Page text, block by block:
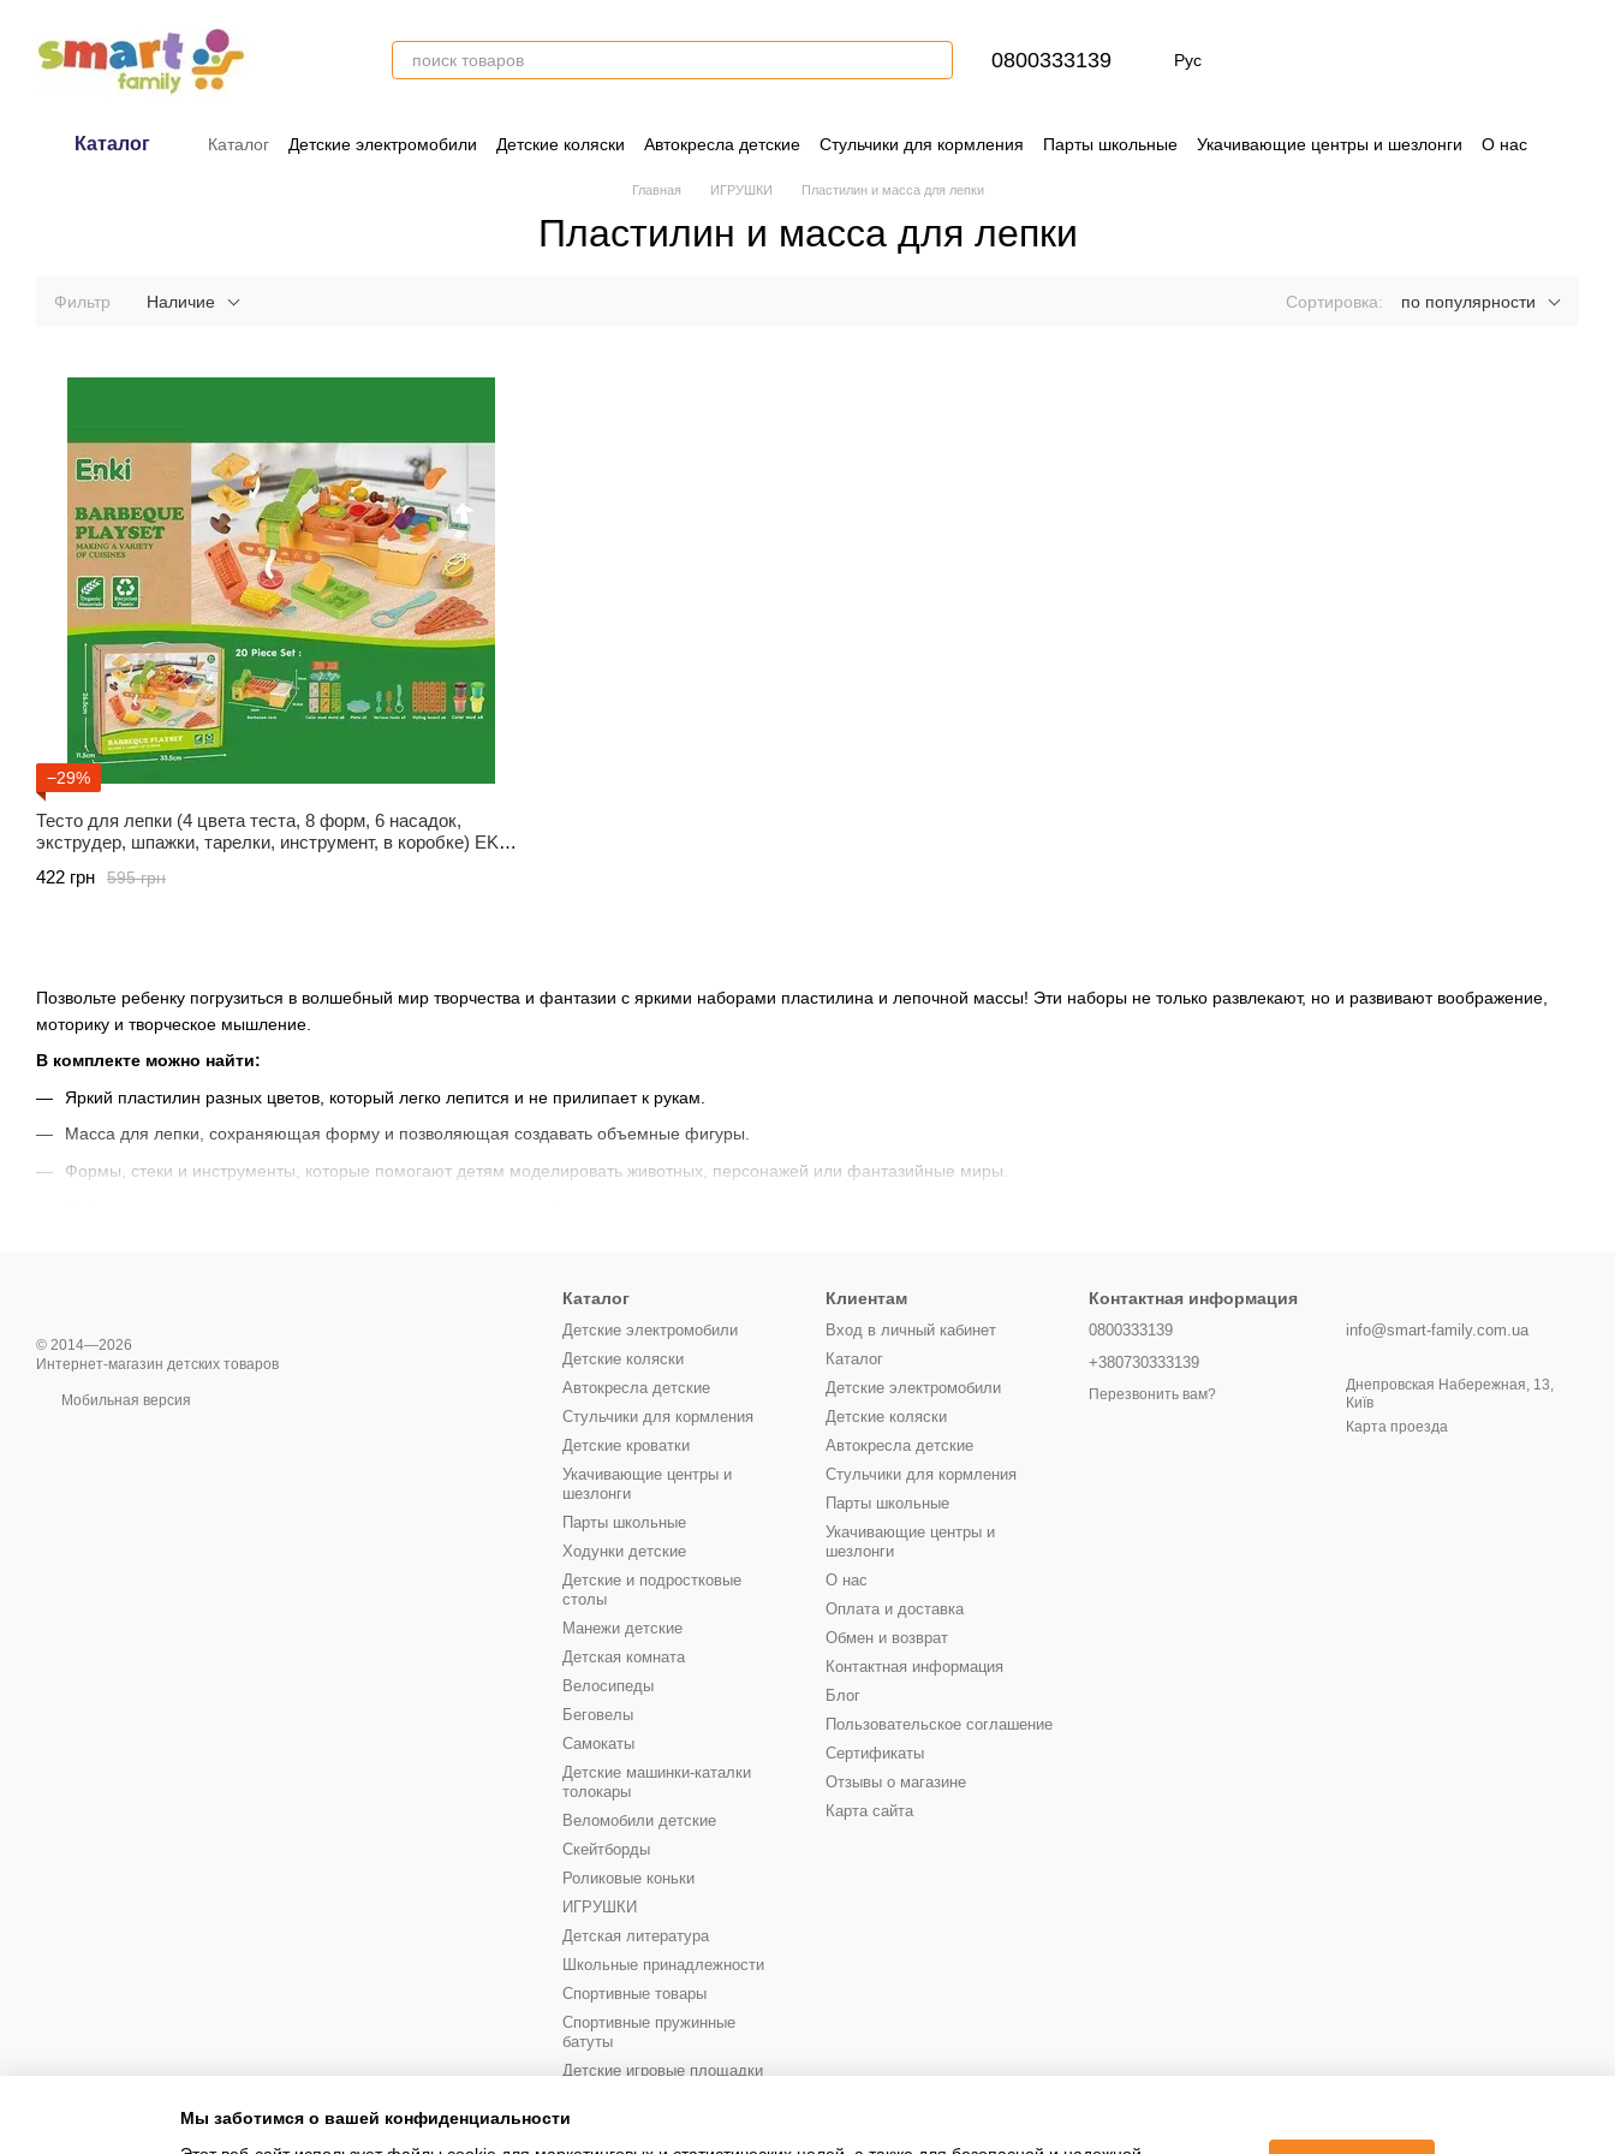
0800333139 Рус
Каталог Каталог Детские электромобили Детские коляски Автокресла детские Стульчики для кормления Парты школьные Укачивающие центры и шезлонги
О нас
Главная ИГРУШКИ Пластилин и масса для лепки
Пластилин и масса для лепки
Фильтр Наличие Сортировка: по популярности
Позвольте ребенку погрузиться в волшебный мир творчества и фантазии с яркими наборами пластилина и лепочной массы! Эти наборы не только развлекают, но и развивают воображение,
моторику и творческое мышление.
В комплекте можно найти:
Яркий пластилин разных цветов, который легко лепится и не прилипает к рукам.
Масса для лепки, сохраняющая форму и позволяющая создавать объемные фигуры.
Формы, стеки и инструменты, которые помогают детям моделировать животных, персонажей или фантазийные миры.
−29%
Тесто для лепки (4 цвета теста, 8 форм, 6 насадок,
экструдер, шпажки, тарелки, инструмент, в коробке) EK
595 грн
422 грн
© 2014—2026
Интернет-магазин детских товаров
Мобильная версия
Каталог
Детские электромобили
Детские коляски
Автокресла детские
Стульчики для кормления
Детские кроватки
Укачивающие центры и
шезлонги
Парты школьные
Ходунки детские
Детские и подростковые
столы
Манежи детские
Детская комната
Велосипеды
Беговелы
Самокаты
Детские машинки-каталки
толокары
Веломобили детские
Скейтборды
Роликовые коньки
ИГРУШКИ
Детская литература
Школьные принадлежности
Спортивные товары
Спортивные пружинные
батуты
Детские игровые площадки
Intex & Bestway
Клиентам
Вход в личный кабинет
Каталог
Детские электромобили
Детские коляски
Автокресла детские
Стульчики для кормления
Парты школьные
Укачивающие центры и
шезлонги
О нас
Оплата и доставка
Обмен и возврат
Контактная информация
Блог
Пользовательское соглашение
Сертификаты
Отзывы о магазине
Карта сайта
Контактная информация
0800333139
+380730333139
Перезвонить вам?
info@smart-family.com.ua
Днепровская Набережная, 13,
Київ
Карта проезда
Мы заботимся о вашей конфиденциальности